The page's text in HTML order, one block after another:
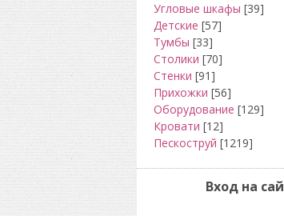
Угловые шкафы [39]
Детские [57]
Тумбы [33]
Столики [70]
Стенки [91]
Прихожки [56]
Оборудование [129]
Кровати [12]
Пескоструй [1219]
Вход на